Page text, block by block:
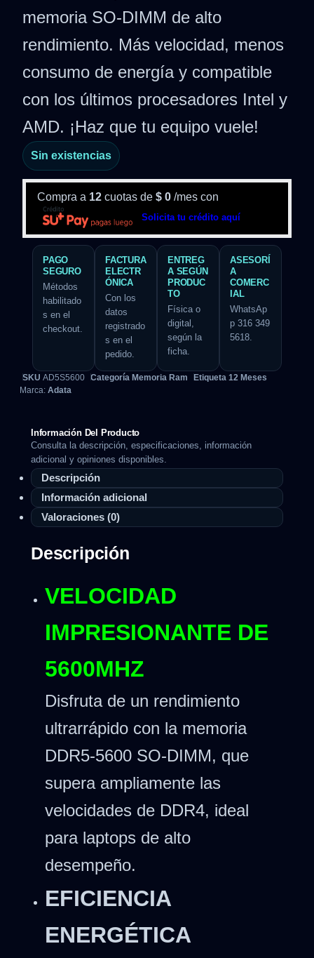
memoria SO-DIMM de alto
rendimiento. Más velocidad, menos
consumo de energía y compatible
con los últimos procesadores Intel y
AMD. ¡Haz que tu equipo vuele!
Sin existencias
Compra a 12 cuotas de $ 0 /mes con
Solicita tu crédito aquí
PAGO
SEGURO
Métodos
habilitado
s en el
checkout.
FACTURA
ELECTR
ÓNICA
Con los
datos
registrado
s en el
pedido.
ENTREG
A SEGÚN
PRODUC
TO
Física o
digital,
según la
ficha.
ASESORÍ
A
COMERC
IAL
WhatsAp
p 316 349
5618.
SKU AD5S5600 Categoría Memoria Ram Etiqueta 12 Meses
Marca: Adata
Información Del Producto
Consulta la descripción, especificaciones, información
adicional y opiniones disponibles.
Descripción
Información adicional
Valoraciones (0)
Descripción
VELOCIDAD
IMPRESIONANTE DE
5600MHZ
Disfruta de un rendimiento
ultrarrápido con la memoria
DDR5-5600 SO-DIMM, que
supera ampliamente las
velocidades de DDR4, ideal
para laptops de alto
desempeño.
EFICIENCIA
ENERGÉTICA